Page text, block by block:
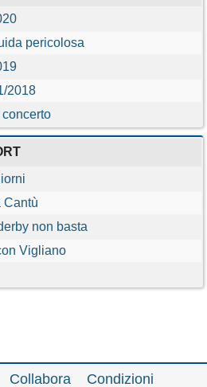
pericolosa
2018
Cantù
non basta
Vigliano
Collabora Condizioni